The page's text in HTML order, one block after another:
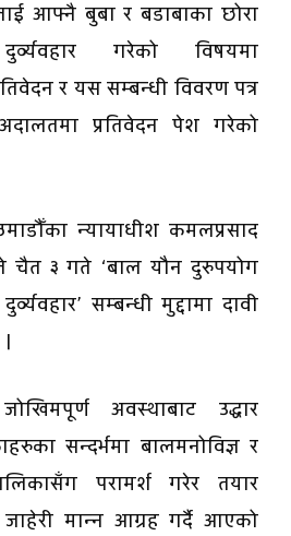
आफ्नै बुबा र बडाबाका छोरा
गरेको विषयमा
र यस सम्बन्धी विवरण पत्र
प्रतिवेदन पेश गरेको
न्यायाधीश कमलप्रसाद
३ गते ‘बाल यौन दुरुपयोग
सम्बन्धी मुद्दामा दावी
अवस्थाबाट उद्धार
सन्दर्भमा बालमनोविज्ञ र
परामर्श गरेर तयार
जाहेरी मान्न आग्रह गर्दै आएको